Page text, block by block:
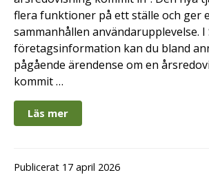
flera funktioner på ett ställe och ger
sammanhållen användarupplevelse. I
företagsinformation kan du bland
pågående ärendense om en
kommit …
Läs mer
Publicerat 17 april 2026